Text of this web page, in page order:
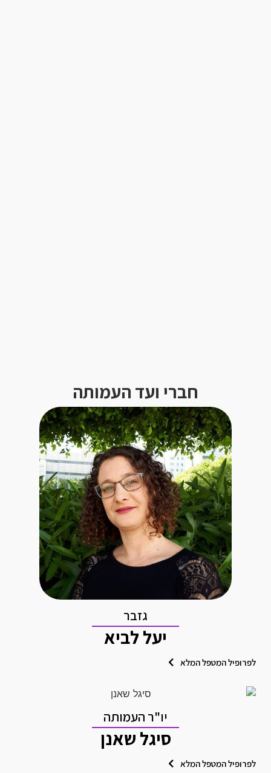
חברי ועד העמותה
גזבר
יעל לביא
לפרופיל המטפל המלא
יו"ר העמותה
סיגל שאנן
לפרופיל המטפל המלא